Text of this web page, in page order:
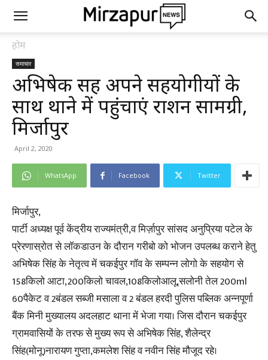
होम
समाचार
अभिषेक सिंह अपने सहयोगीयों के
साथ थाने में पहुंचाएं राशन सामग्री,
मिर्जापुर
April 2, 2020
WhatsApp Facebook Twitter
मिर्जापुर,
पार्टी अध्यक्ष पूर्व केंद्रीय राज्यमंत्री,व मिर्ज़ापुर सांसद अनुप्रिया पटेल के
प्रेरणास्रोत से लॉकडाउन के दौरान गरीबो को भोजन उपलब्ध कराने हेतु
अभिषेक सिंह के नेतृत्व में चकईपुर गॉव के सम्पन्न लोगो के सहयोग से
158किलो आटा,200किलो चावल,108किलोआलू,सलोनी तेल 200ml
60पैकेट व 2बंडल सब्जी मसाला व 2 बंडल हरदी पुलिस पब्लिक अन्नपूर्णा
बैंक मिनी मुख्यालय अदलहाट थाना में भेजा गया। जिस दौरान चकईपुर
ग्रामवासियों के तरफ से मुख्य रूप से अभिषेक सिंह, शैलेन्द्र
सिंह(मोनू)नारायण गुप्ता,कमलेश सिंह व नवीन सिंह मौजूद रहे।